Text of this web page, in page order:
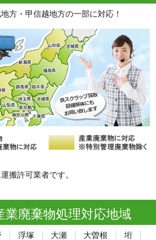
方・甲信越地方の一部に対応！
搬許可業者です。
業廃棄物処理対応地域
浮塚 大瀬 大曽根
垳